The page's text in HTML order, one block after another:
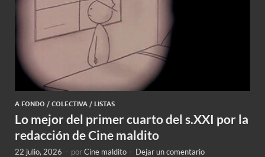
A FONDO / COLECTIVA / LISTAS
Lo mejor del primer cuarto del s.XXI por la
redacción de Cine maldito
22 julio, 2026 - porCine maldito - Dejar un comentario